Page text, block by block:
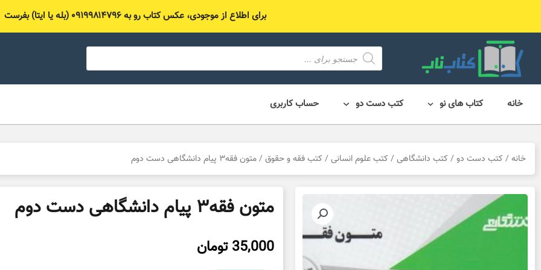
محتوا
برای اطلاع از موجودی، عکس کتاب رو به ۰۹۱۹۹۸۱۴۷۹۶ (بله یا ایتا) بفرست
محصول
search
خانه کتاب های نو کتب دست دو حساب کاربری
خانه / کتب دست دو / کتب دانشگاهی / کتب علوم انسانی / کتب فقه و حقوق / متون فقه۳ پیام دانشگاهی دست دوم
متون فقه۳ پیام دانشگاهی دست دوم
35,000 تومان